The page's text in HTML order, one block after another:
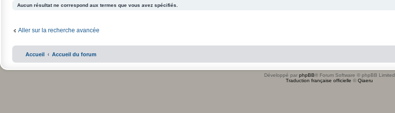
Aucun résultat ne correspond aux termes que vous avez spécifiés.
Aller sur la recherche avancée
Accueil Accueil du forum
Développé par phpBB® Forum Software © phpBB Limited
Traduction française officielle © Qiaeru